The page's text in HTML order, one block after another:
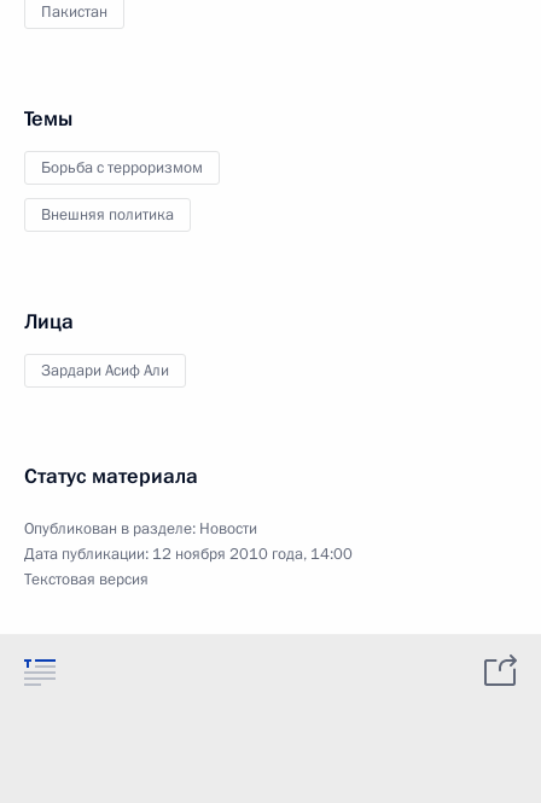
Пакистан
Темы
Борьба с терроризмом
Внешняя политика
Лица
Зардари Асиф Али
Статус материала
Опубликован в разделе: Новости
Дата публикации: 12 ноября 2010 года, 14:00
Текстовая версия